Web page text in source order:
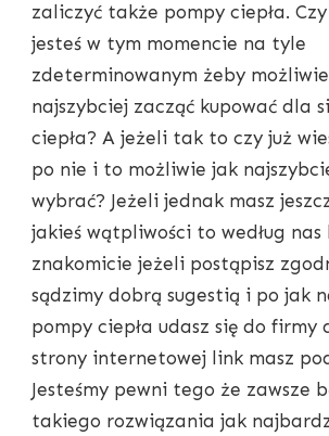
zaliczyć także pompy ciepła.
jesteś w tym momencie na tyle
zdeterminowanym żeby
najszybciej zacząć kupować dla
ciepła? A jeżeli tak to czy już
po nie i to możliwie jak
wybrać? Jeżeli jednak masz
jakieś wątpliwości to według nas
znakomicie jeżeli postąpisz
sądzimy dobrą sugestią i po jak
pompy ciepła udasz się do firmy
strony internetowej link masz
Jesteśmy pewni tego że zawsze
takiego rozwiązania jak